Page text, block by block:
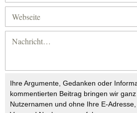
Ihre Argumente, Gedanken oder
kommentierten Beitrag bringen wir
Nutzernamen und ohne Ihre E-